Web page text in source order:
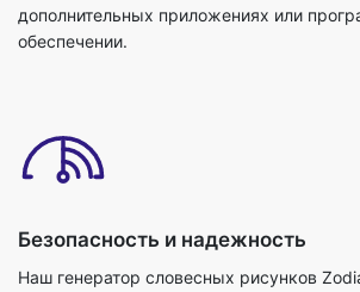
дополнительных приложениях или
обеспечении.
Безопасность и надежность
Наш генератор словесных рисунков